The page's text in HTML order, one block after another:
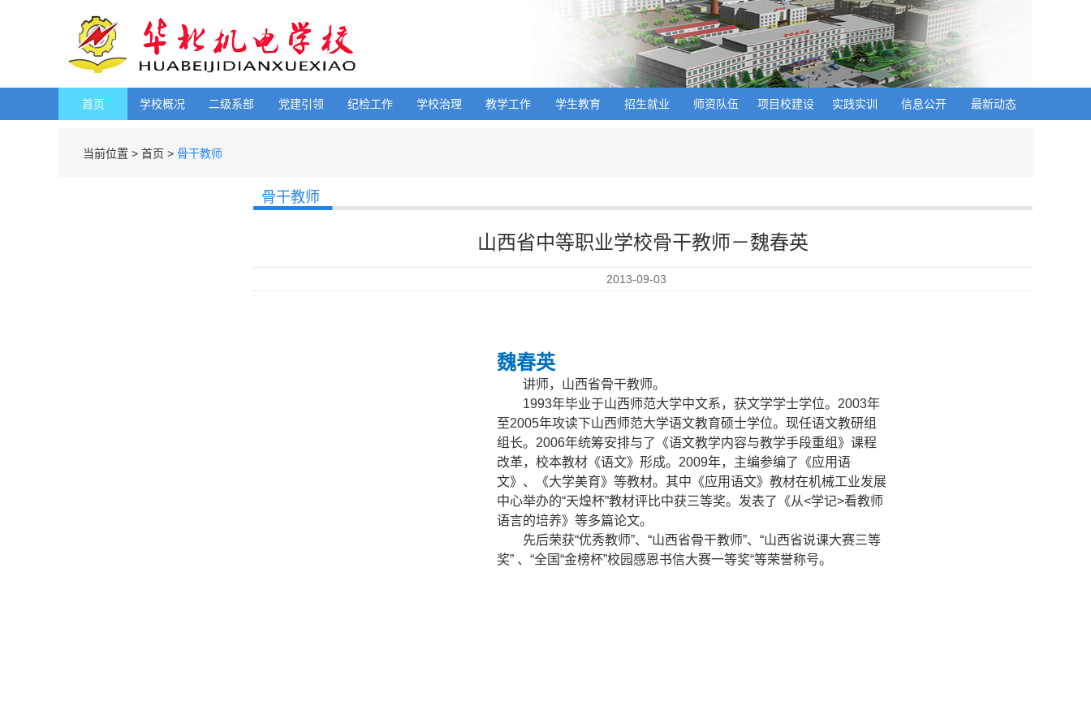
首页 学校概况 二级系部 党建引领 纪检工作 学校治理 教学工作 学生教育 招生就业 师资队伍 项目校建设 实践实训 信息公开 最新动态
当前位置 > 首页 > 骨干教师
骨干教师
山西省中等职业学校骨干教师－魏春英
2013-09-03
魏春英
讲师，山西省骨干教师。
1993年毕业于山西师范大学中文系，获文学学士学位。2003年
至2005年攻读下山西师范大学语文教育硕士学位。现任语文教研组
组长。2006年统筹安排与了《语文教学内容与教学手段重组》课程
改革，校本教材《语文》形成。2009年，主编参编了《应用语
文》、《大学美育》等教材。其中《应用语文》教材在机械工业发展
中心举办的“天煌杯”教材评比中获三等奖。发表了《从<学记>看教师
语言的培养》等多篇论文。
先后荣获“优秀教师”、“山西省骨干教师”、“山西省说课大赛三等
奖” 、“全国“金榜杯”校园感恩书信大赛一等奖“等荣誉称号。